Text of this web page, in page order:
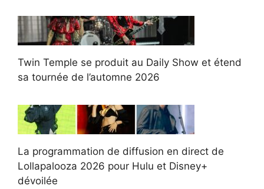
Twin Temple se produit au Daily Show et étend
sa tournée de l’automne 2026
La programmation de diffusion en direct de
Lollapalooza 2026 pour Hulu et Disney+
dévoilée